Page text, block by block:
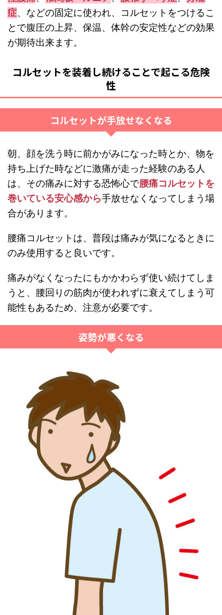
症、などの固定に使われ、コルセットをつけるこ
とで腹圧の上昇、保温、体幹の安定性などの効果
が期待出来ます。
コルセットを装着し続けることで起こる危険
性
コルセットが手放せなくなる
朝、顔を洗う時に前かがみになった時とか、物を
持ち上げた時などに激痛が走った経験のある人
は、その痛みに対する恐怖心で腰痛コルセットを
巻いている安心感から手放せなくなってしまう場
合があります。
腰痛コルセットは、普段は痛みが気になるときに
のみ使用すると良いです。
痛みがなくなったにもかかわらず使い続けてしま
うと、腰回りの筋肉が使われずに衰えてしまう可
能性もあるため、注意が必要です。
姿勢が悪くなる